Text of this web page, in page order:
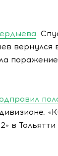
.
вернулся
в